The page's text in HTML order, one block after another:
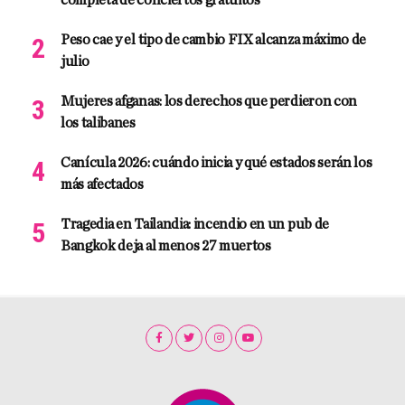
Peso cae y el tipo de cambio FIX alcanza máximo de
julio
Mujeres afganas: los derechos que perdieron con
los talibanes
Canícula 2026: cuándo inicia y qué estados serán los
más afectados
Tragedia en Tailandia: incendio en un pub de
Bangkok deja al menos 27 muertos